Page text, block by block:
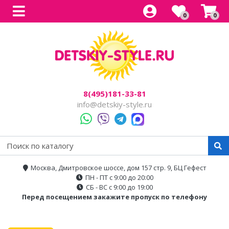
0 0
8(495)181-33-81
info@detskiy-style.ru
Москва, Дмитровское шоссе, дом 157 стр. 9, БЦ Гефест
ПН - ПТ с 9:00 до 20:00
СБ - ВС с 9:00 до 19:00
Перед посещением закажите пропуск по телефону
Багги
Мотоциклы
Для прогулок
Для бездорожья
Электроскутеры
Аксессуары
Детский электроснегокаты
Одноместные